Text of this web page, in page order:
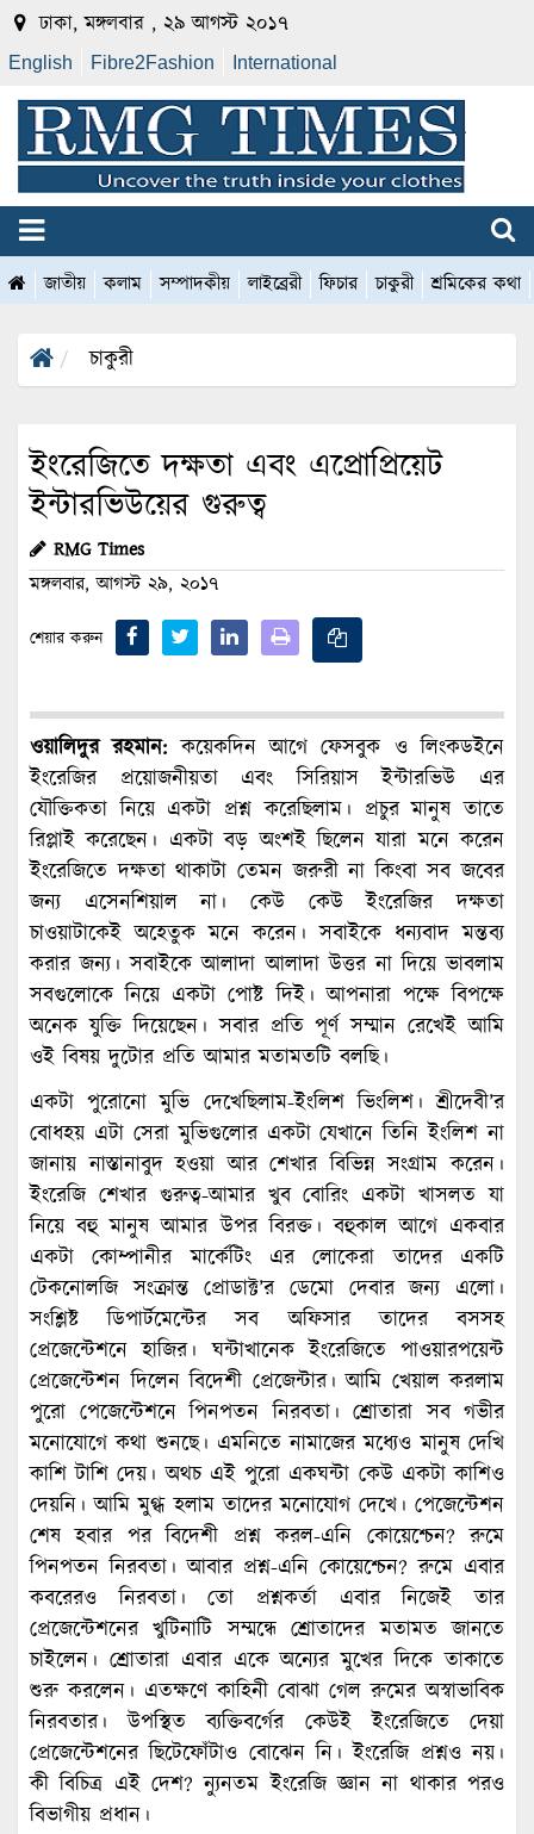
ঢাকা, মঙ্গলবার , ২৯ আগস্ট ২০১৭
English Fibre2Fashion International
জাতীয় কলাম সম্পাদকীয় লাইব্রেরী ফিচার চাকুরী শ্রমিকের কথা
চাকুরী
ইংরেজিতে দক্ষতা এবং এপ্রোপ্রিয়েট
ইন্টারভিউয়ের গুরুত্ব
RMG Times
মঙ্গলবার, আগস্ট ২৯, ২০১৭
শেয়ার করুন
ওয়ালিদুর রহমান:কয়েকদিন আগে ফেসবুক ও লিংকডইনে
ইংরেজির প্রয়োজনীয়তা এবং সিরিয়াস ইন্টারভিউ এর
যৌক্তিকতা নিয়ে একটা প্রশ্ন করেছিলাম। প্রচুর মানুষ তাতে
রিপ্লাই করেছেন। একটা বড় অংশই ছিলেন যারা মনে করেন
ইংরেজিতে দক্ষতা থাকাটা তেমন জরুরী না কিংবা সব জবের
জন্য এসেনশিয়াল না। কেউ কেউ ইংরেজির দক্ষতা
চাওয়াটাকেই অহেতুক মনে করেন। সবাইকে ধন্যবাদ মন্তব্য
করার জন্য। সবাইকে আলাদা আলাদা উত্তর না দিয়ে ভাবলাম
সবগুলোকে নিয়ে একটা পোষ্ট দিই। আপনারা পক্ষে বিপক্ষে
অনেক যুক্তি দিয়েছেন। সবার প্রতি পূর্ণ সম্মান রেখেই আমি
ওই বিষয় দুটোর প্রতি আমার মতামতটি বলছি।
একটা পুরোনো মুভি দেখেছিলাম-ইংলিশ ভিংলিশ। শ্রীদেবী’র
বোধহয় এটা সেরা মুভিগুলোর একটা যেখানে তিনি ইংলিশ না
জানায় নাস্তানাবুদ হওয়া আর শেখার বিভিন্ন সংগ্রাম করেন।
ইংরেজি শেখার গুরুত্ব-আমার খুব বোরিং একটা খাসলত যা
নিয়ে বহু মানুষ আমার উপর বিরক্ত। বহুকাল আগে একবার
একটা কোম্পানীর মার্কেটিং এর লোকেরা তাদের একটি
টেকনোলজি সংক্রান্ত প্রোডাক্ট’র ডেমো দেবার জন্য এলো।
সংশ্লিষ্ট ডিপার্টমেন্টের সব অফিসার তাদের বসসহ
প্রেজেন্টেশনে হাজির। ঘন্টাখানেক ইংরেজিতে পাওয়ারপয়েন্ট
প্রেজেন্টেশন দিলেন বিদেশী প্রেজেন্টার। আমি খেয়াল করলাম
পুরো পেজেন্টেশনে পিনপতন নিরবতা। শ্রোতারা সব গভীর
মনোযোগে কথা শুনছে। এমনিতে নামাজের মধ্যেও মানুষ দেখি
কাশি টাশি দেয়। অথচ এই পুরো একঘন্টা কেউ একটা কাশিও
দেয়নি। আমি মুগ্ধ হলাম তাদের মনোযোগ দেখে। পেজেন্টেশন
শেষ হবার পর বিদেশী প্রশ্ন করল-এনি কোয়েশ্চেন? রুমে
পিনপতন নিরবতা। আবার প্রশ্ন-এনি কোয়েশ্চেন? রুমে এবার
কবরেরও নিরবতা। তো প্রশ্নকর্তা এবার নিজেই তার
প্রেজেন্টেশনের খুটিনাটি সম্মন্ধে শ্রোতাদের মতামত জানতে
চাইলেন। শ্রোতারা এবার একে অন্যের মুখের দিকে তাকাতে
শুরু করলেন। এতক্ষণে কাহিনী বোঝা গেল রুমের অস্বাভাবিক
নিরবতার। উপস্থিত ব্যক্তিবর্গের কেউই ইংরেজিতে দেয়া
প্রেজেন্টেশনের ছিটেফোঁটাও বোঝেন নি। ইংরেজি প্রশ্নও নয়।
কী বিচিত্র এই দেশ? ন্যুনতম ইংরেজি জ্ঞান না থাকার পরও
বিভাগীয় প্রধান।